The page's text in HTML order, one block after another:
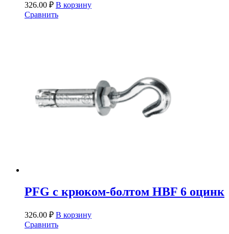
326.00 ₽ В корзину
Сравнить
PFG c крюком-болтом HBF 6 оцинк
326.00 ₽ В корзину
Сравнить